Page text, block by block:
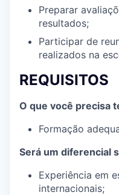
Preparar
resultados;
Participar de
realizados na
REQUISITOS
O que você precisa
Formação
Será um diferencial
Experiência em
internacionais;